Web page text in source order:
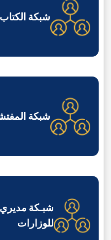
شبكة
شبكة
شبـكة مديري
للوزارات